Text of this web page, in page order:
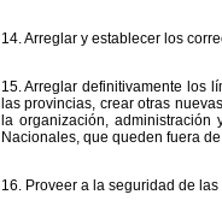
14. Arreglar y establecer los
15. Arreglar definitivamente los
las provincias, crear otras
la organización,
Nacionales, que queden fuera
16. Proveer a la seguridad de las